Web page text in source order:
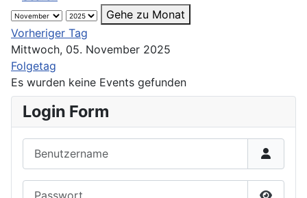
Gehe zu Monat
Vorheriger Tag
Mittwoch, 05. November 2025
Folgetag
Es wurden keine Events gefunden
Login Form